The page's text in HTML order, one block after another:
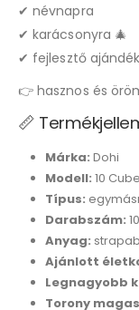
✔ névnapra
✔ karácsonyra 🎄
✔ fejlesztő
👉 hasznos és
📏
Márka: Dohi
Modell: 10
Típus:
Darabszám:
Anyag:
Ajánlott
Legnagyobb
Torony